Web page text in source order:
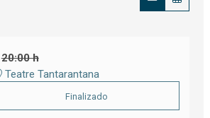
20:00 h
Teatre Tantarantana
Finalizado